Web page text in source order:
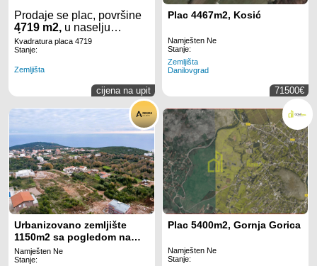
Prodaje se plac, površine
4719 m2, u naselju
ĆurilacuDanilovgradu
Kvadratura placa 4719
Stanje:
Zemljišta
cijena na upit
Plac 4467m2, Kosić
Namješten Ne
Stanje:
Zemljišta
Danilovgrad
71500€
Urbanizovano zemljište
1150m2 sa pogledom na
more – Krimovica, Kotor
Namješten Ne
Stanje:
Plac 5400m2, Gornja Gorica
Namješten Ne
Stanje: